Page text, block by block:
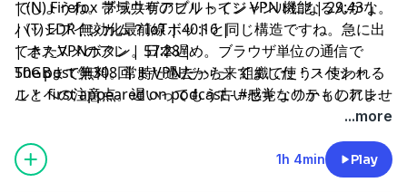
でしょうね。帯域共有アプリってジャンルになるんかな。
パッシブインカム？IoTボットと同じ構造ですね。急に出
てきたVPNボタン。日本遅め。ブラウザ単位の通信で
50GBまで無料。常時VPNだった。組織で使う・使われる
ことへの注意点。遅いってもう古い感覚なのかもしれませ
んね。使ってないドメインを売るという選択。EDRの止め
方。新しいオリジナルのEDRキラー。に加えてましての。
過去に同様のことをRansomHubもしてた。新しいEDR無
効化コンセプト。チョークする。止めはしない。絞るん
| (N) Firefox ブラウザのビルトイン VPN 機能 | 29:43 |
| (T) EDR 無効化最前線 | 40:16 |
| オススメのアレ | 57:28 |
The post第308回 また過去から来てました！スペシャ
ル！first appeared onpodcast - #セキュリティのアレ.
...more
1h 4min Play